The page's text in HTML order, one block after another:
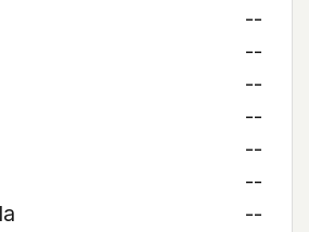
--
--
--
--
--
--
--